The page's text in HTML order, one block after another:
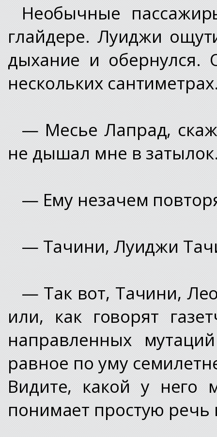
Необычные
глайдере. Луиджи
дыхание и
нескольких
— Месье Лапрад,
не дышал мне в
— Ему незачем
— Тачини, Луиджи
— Так вот, Тачини,
или, как говорят
направленных
равное по уму
Видите, какой у
понимает простую